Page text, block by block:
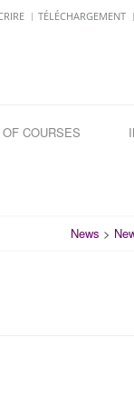
TÉLÉCHARGEMENT
COURSES
News >